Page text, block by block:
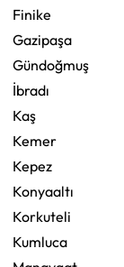
Finike
Gazipaşa
Gündoğmuş
İbradı
Kaş
Kemer
Kepez
Konyaaltı
Korkuteli
Kumluca